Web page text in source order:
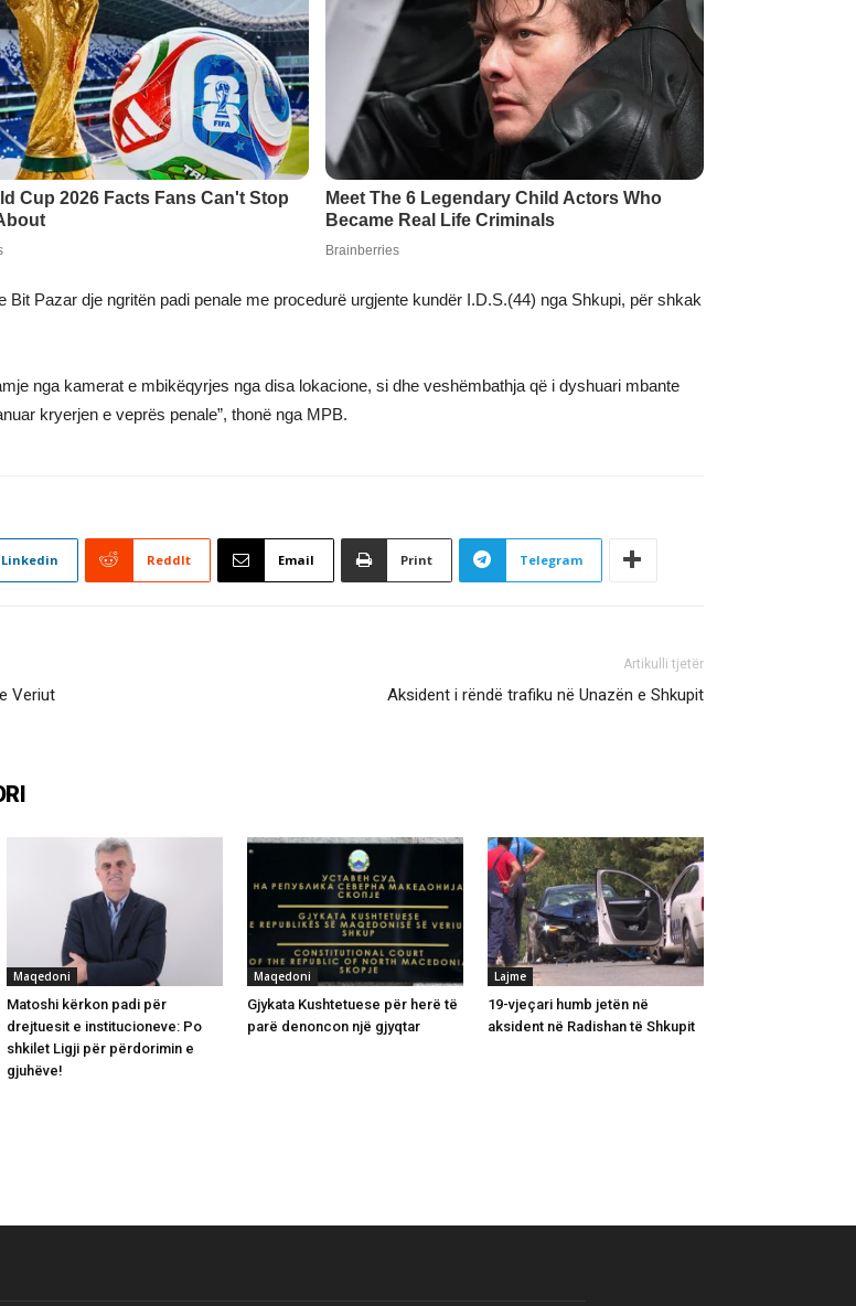
Pazar dje ngritën padi penale me procedurë urgjente kundër I.D.S.(44) nga Shkupi, për shkak
nga kamerat e mbikëqyrjes nga disa lokacione, si dhe veshëmbathja që i dyshuari mbante
kryerjen e veprës penale”, thonë nga MPB.
Linkedin ReddIt Email Print Telegram
Veriut
Artikulli tjetër
Aksident i rëndë trafiku në Unazën e Shkupit
Maqedoni
Matoshi kërkon padi për
drejtuesit e institucioneve: Po
shkilet Ligji për përdorimin e
gjuhëve!
Maqedoni
Gjykata Kushtetuese për herë të
parë denoncon një gjyqtar
Lajme
19-vjeçari humb jetën në
aksident në Radishan të Shkupit